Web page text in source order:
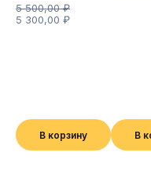
5 500,00₽
5 300,00 ₽
В корзину В